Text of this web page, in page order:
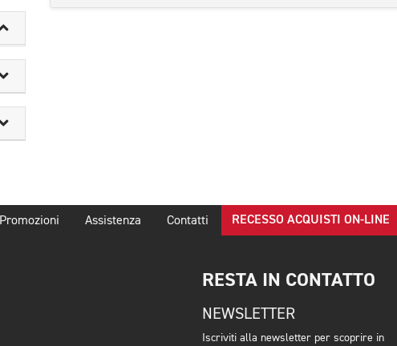
Promozioni Assistenza Contatti RECESSO ACQUISTI ON-LINE
RESTA IN CONTATTO
NEWSLETTER
Iscriviti alla newsletter per scoprire in